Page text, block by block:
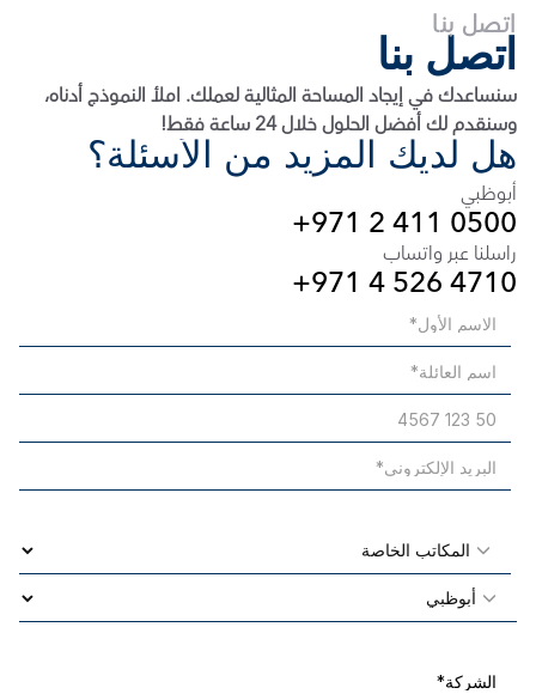
اتصل بنا
اتصل بنا
وسنقدم لك أفضل الحلول خلال 24 ساعة فقط!
هل لديك المزيد من الأسئلة؟
أبوظبي
+971 2 411 0500
راسلنا عبر واتساب
+971 4 526 4710